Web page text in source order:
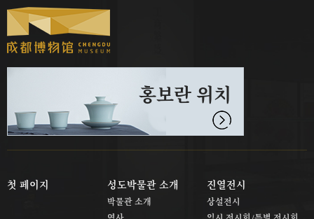
홍보란 위치
첫 페이지 성도박물관 소개
박물관 소개
진열전시
상설전시